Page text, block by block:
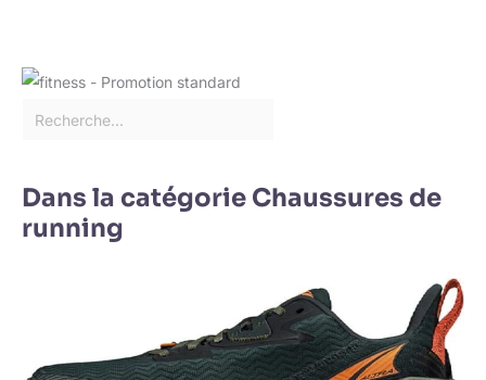
Dans la catégorie Chaussures de
running